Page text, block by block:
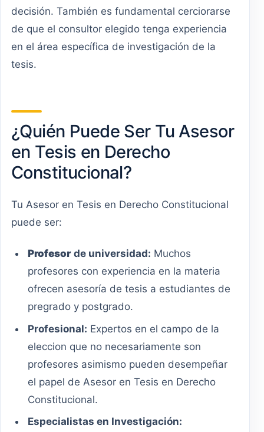
decisión. También es fundamental cerciorarse
de que el consultor elegido tenga experiencia
en el área específica de investigación de la
tesis.
¿Quién Puede Ser Tu Asesor
en Tesis en Derecho
Constitucional?
Tu Asesor en Tesis en Derecho Constitucional
puede ser:
Profesor de universidad: Muchos
profesores con experiencia en la materia
ofrecen asesoría de tesis a estudiantes de
pregrado y postgrado.
Profesional: Expertos en el campo de la
eleccion que no necesariamente son
profesores asimismo pueden desempeñar
el papel de Asesor en Tesis en Derecho
Constitucional.
Especialistas en Investigación: